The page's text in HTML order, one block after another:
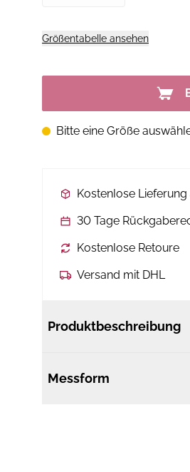
Größentabelle ansehen
Bitte eine Größe
Kostenlose
30 Tage
Kostenlose Retoure
Versand mit DHL
Produktbeschreibung
Messform